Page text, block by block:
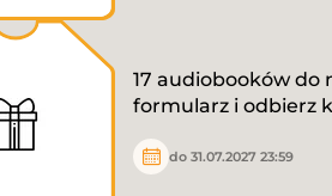
17 audiobooków do
formularz i odbierz
do 31.07.2027 23:59